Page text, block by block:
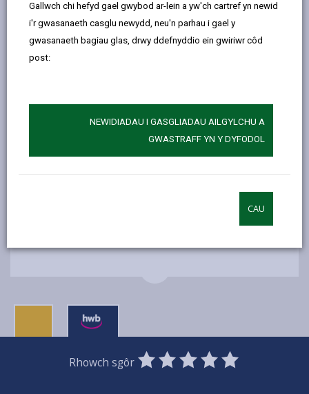
Gallwch chi hefyd gael gwybod ar-lein a yw'ch cartref yn newid
i'r gwasanaeth casglu newydd, neu'n parhau i gael y
gwasanaeth bagiau glas, drwy ddefnyddio ein gwiriwr côd
post:
NEWIDIADAU I GASGLIADAU AILGYLCHU A
GWASTRAFF YN Y DYFODOL
CAU
Dydd Gwener
Ar gau
Dydd Sadwrn
Ar gau
Gwybodaeth Ychwanegol
E-bost:matmorgan@sirgar.gov.uk
Rhowch sgôr
0
Stars
1
Star
2
Stars
3
Stars
4
Stars
5
Stars